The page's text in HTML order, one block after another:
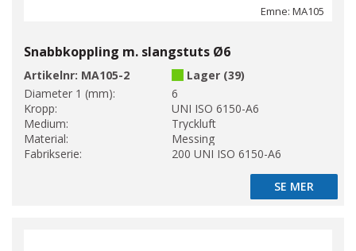
Emne: MA105
Snabbkoppling m. slangstuts Ø6
Artikelnr: MA105-2
Lager (39)
Diameter 1 (mm):
6
Kropp:
UNI ISO 6150-A6
Medium:
Tryckluft
Material:
Messing
Fabrikserie:
200 UNI ISO 6150-A6
SE MER
SE MER